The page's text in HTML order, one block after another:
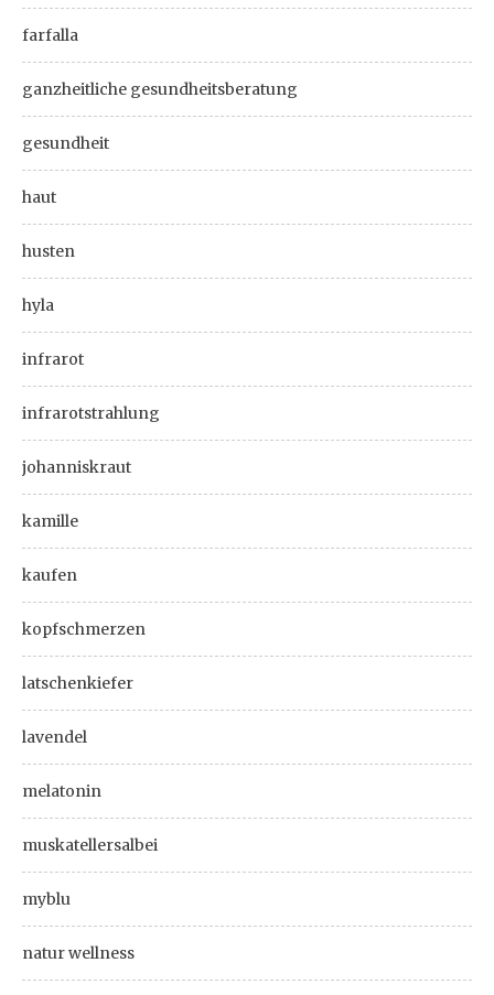
farfalla
ganzheitliche gesundheitsberatung
gesundheit
haut
husten
hyla
infrarot
infrarotstrahlung
johanniskraut
kamille
kaufen
kopfschmerzen
latschenkiefer
lavendel
melatonin
muskatellersalbei
myblu
natur wellness